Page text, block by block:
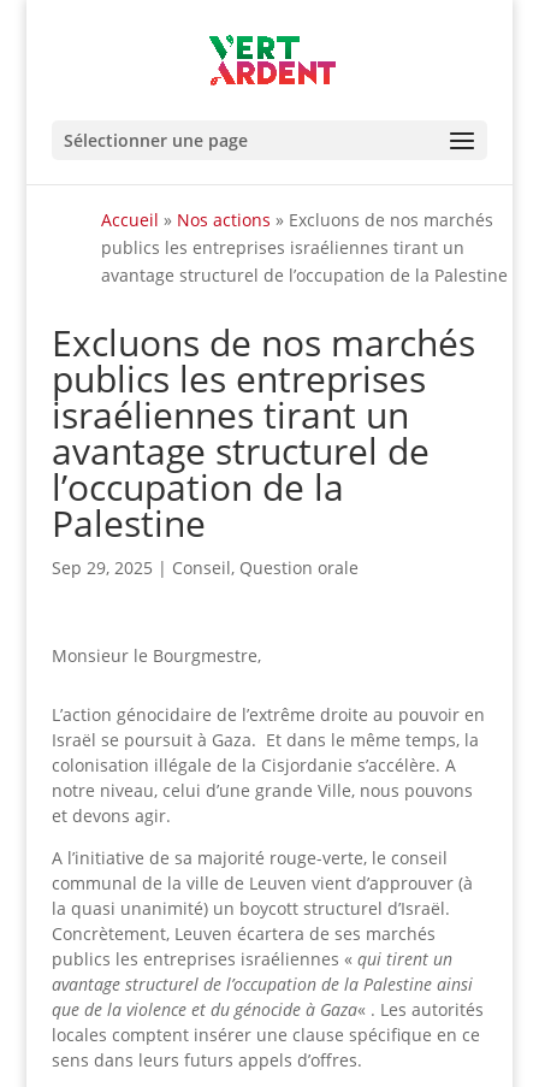
Sélectionner une page
Accueil » Nos actions » Excluons de nos marchés
publics les entreprises israéliennes tirant un
avantage structurel de l’occupation de la Palestine
Excluons de nos marchés
publics les entreprises
israéliennes tirant un
avantage structurel de
l’occupation de la
Palestine
Sep 29, 2025 | Conseil, Question orale
Monsieur le Bourgmestre,
L’action génocidaire de l’extrême droite au pouvoir en
Israël se poursuit à Gaza. Et dans le même temps, la
colonisation illégale de la Cisjordanie s’accélère. A
notre niveau, celui d’une grande Ville, nous pouvons
et devons agir.
A l’initiative de sa majorité rouge-verte, le conseil
communal de la ville de Leuven vient d’approuver (à
la quasi unanimité) un boycott structurel d’Israël.
Concrètement, Leuven écartera de ses marchés
publics les entreprises israéliennes « qui tirent un
avantage structurel de l’occupation de la Palestine ainsi
que de la violence et du génocide à Gaza« . Les autorités
locales comptent insérer une clause spécifique en ce
sens dans leurs futurs appels d’offres.